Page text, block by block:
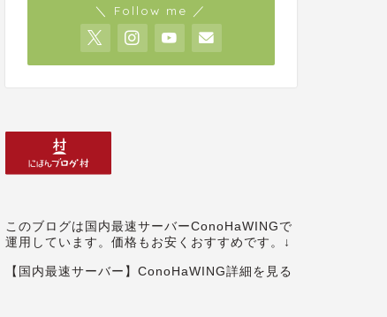
＼ Follow me ／
このブログは国内最速サーバーConoHaWINGで
運用しています。価格もお安くおすすめです。↓
【国内最速サーバー】ConoHaWING詳細を見る